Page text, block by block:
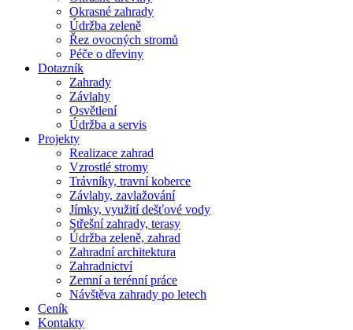
Okrasné zahrady
Údržba zeleně
Řez ovocných stromů
Péče o dřeviny
Dotazník
Zahrady
Závlahy
Osvětlení
Údržba a servis
Projekty
Realizace zahrad
Vzrostlé stromy
Trávníky, travní koberce
Závlahy, zavlažování
Jímky, využití dešťové vody
Střešní zahrady, terasy
Údržba zeleně, zahrad
Zahradní architektura
Zahradnictví
Zemní a terénní práce
Návštěva zahrady po letech
Ceník
Kontakty